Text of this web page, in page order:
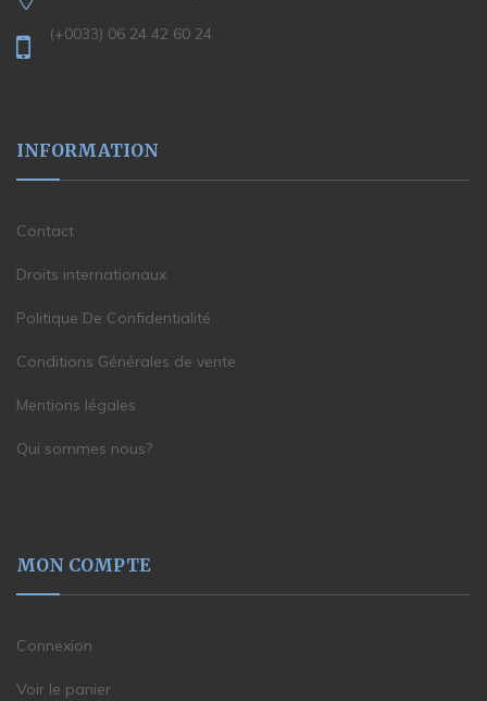
(+0033) 06 24 42 60 24
INFORMATION
Contact
Droits internationaux
Politique De Confidentialité
Conditions Générales de vente
Mentions légales
Qui sommes nous?
MON COMPTE
Connexion
Voir le panier